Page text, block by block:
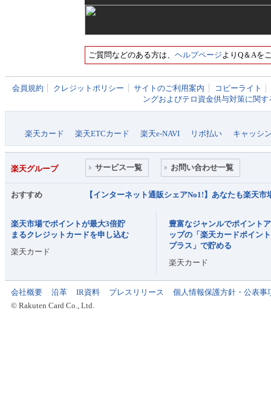
ご質問などのある方は、 ヘルプページよりQ＆Aを
会員規約 クレジットポリシー サイトのご利用案内
コピーライト
ングおよびテロ資金供与対策に関
楽天カード
楽天ETCカード 楽天e-NAVI リボ払い キャッシ
楽天グループ サービス一覧 お問い合わせ一覧
おすすめ 【インターネット通販シェアNo1!】あなたも楽天
楽天市場でポイントが最大3倍貯
まるクレジットカードを申し込む
楽天カード
豊富なジャンルでポイントア
ップの「楽天カードポイント
プラス」で貯める
楽天カード
会社概要 沿革 IR資料 プレスリリース
個人情報保護方針・公表事
© Rakuten Card Co., Ltd.